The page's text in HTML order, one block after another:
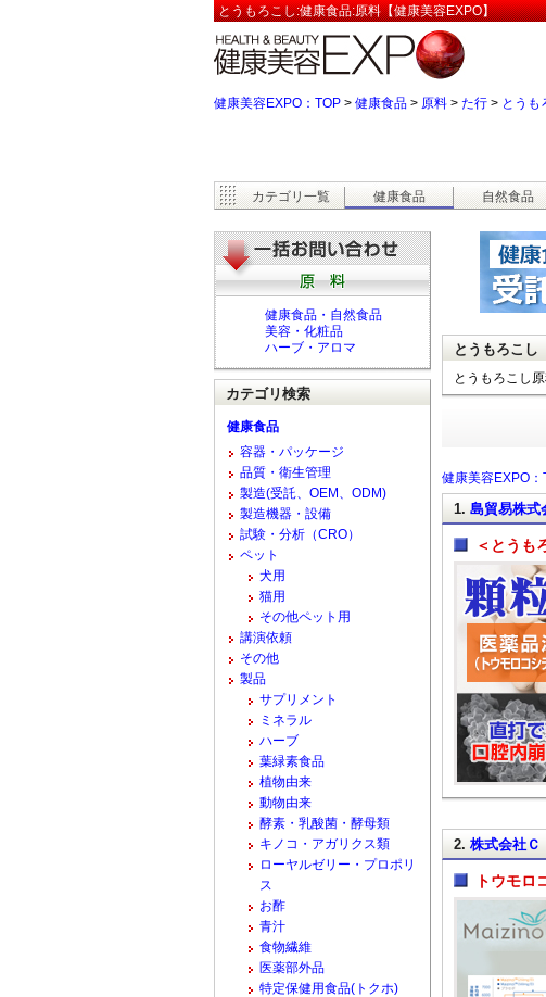
とうもろこし:健康食品:原料【健康美容EXPO】
健康美容EXPO：TOP > 健康食品 > 原料 > た行 > とうも
カテゴリ一覧 健康食品 自然食品
とうもろこし
とうもろこし
健康美容EXPO：
1. 島貿易株式
＜とうも
2. 株式会社Ｃ
トウモロ
健康食品・自然食品
美容・化粧品
ハーブ・アロマ
カテゴリ検索
健康食品
容器・パッケージ
品質・衛生管理
製造(受託、OEM、ODM)
製造機器・設備
試験・分析（CRO）
ペット
犬用
猫用
その他ペット用
講演依頼
その他
製品
サプリメント
ミネラル
ハーブ
葉緑素食品
植物由来
動物由来
酵素・乳酸菌・酵母類
キノコ・アガリクス類
ローヤルゼリー・プロポリ
ス
お酢
青汁
食物繊維
医薬部外品
特定保健用食品(トクホ)